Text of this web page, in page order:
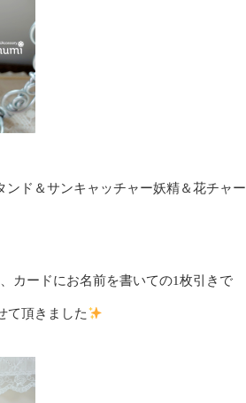
ド＆サンキャッチャー妖精＆花チャー
カードにお名前を書いての1枚引きで
て頂きました